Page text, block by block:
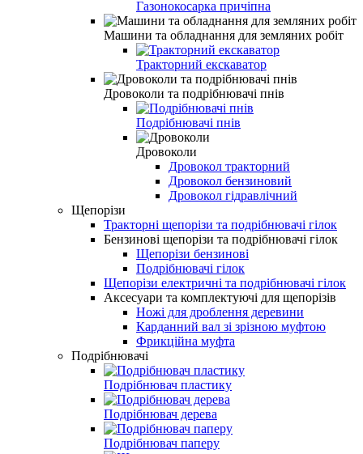
Газонокосарка причіпна
Машини та обладнання для земляних робіт
Тракторний екскаватор
Дровоколи та подрібнювачі пнів
Подрібнювачі пнів
Дровоколи
Дровокол тракторний
Дровокол бензиновий
Дровокол гідравлічний
Щепорізи
Тракторні щепорізи та подрібнювачі гілок
Бензинові щепорізи та подрібнювачі гілок
Щепорізи бензинові
Подрібнювачі гілок
Щепорізи електричні та подрібнювачі гілок
Аксесуари та комплектуючі для щепорізів
Ножі для дроблення деревини
Карданний вал зі зрізною муфтою
Фрикційна муфта
Подрібнювачі
Подрібнювач пластику
Подрібнювач дерева
Подрібнювач паперу